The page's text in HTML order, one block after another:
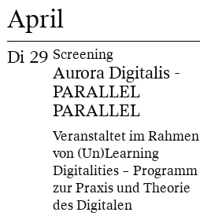
April
Di 29 Screening
Aurora Digitalis -
PARALLEL
PARALLEL
Veranstaltet im Rahmen
von (Un)Learning
Digitalities – Programm
zur Praxis und Theorie
des Digitalen